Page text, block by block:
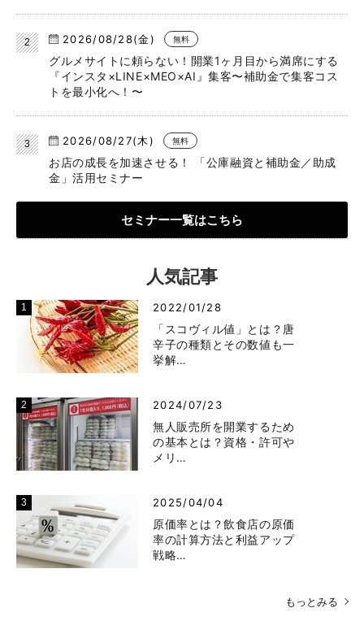
2026/08/28(金) 無料
グルメサイトに頼らない！開業1ヶ月目から満席にする
『インスタ×LINE×MEO×AI』集客〜補助金で集客コス
トを最小化へ！〜
2026/08/27(木) 無料
お店の成長を加速させる！ 「公庫融資と補助金／助成
金」活用セミナー
セミナー一覧はこちら
人気記事
2022/01/28
「スコヴィル値」とは？唐
辛子の種類とその数値も一
挙解…
2024/07/23
無人販売所を開業するため
の基本とは？資格・許可や
メリ…
2025/04/04
原価率とは？飲食店の原価
率の計算方法と利益アップ
戦略…
もっとみる